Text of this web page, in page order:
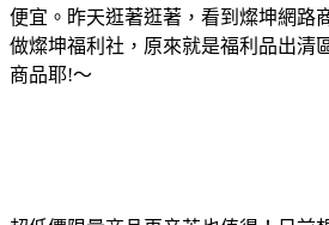
便宜。昨天逛著逛著，看到燦坤網路
做燦坤福利社，原來就是福利品出清
商品耶!～